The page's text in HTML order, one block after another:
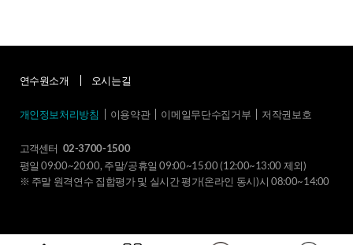
연수원소개 오시는길
개인정보처리방침 이용약관 이메일무단수집거부 저작권보호
고객센터 02-3700-1500
평일 09:00~20:00, 주말/공휴일 09:00~15:00 (12:00~13:00 제외)
※ 주말 원격연수 집합평가 및 실시간 평가(온라인 동시)시 08:00~14:00